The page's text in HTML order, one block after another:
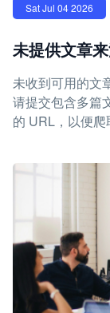
Sat Jul 04 2026
未提供文章
未收到可用的文
请提交包含多篇
的 URL，以便爬